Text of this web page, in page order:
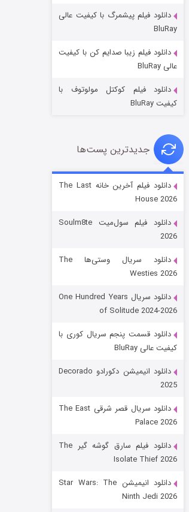
خاندان اژدها فصل ۳
قسمت
باب اسفنجی فصل ۱۷
قسمت
دانلود فیلم پیشمرگ با کیفیت عالی
BluRay
دانلود فیلم زیبا صدایم کن با کیفیت
عالی BluRay
دانلود فیلم کوکتل مولوتوف با
کیفیت BluRay
جدیدترین پست‌ها
دانلود فیلم آخرین خانه The Last
House 2026
دانلود فیلم سول‌میت Soulm8te
2026
دانلود سریال وستی‌ها The
Westies 2026
دانلود سریال One Hundred Years
of Solitude 2024-2026
دانلود قسمت پنجم سریال کوری با
کیفیت عالی BluRay
دانلود انیمیشن دکورادو Decorado
2025
دانلود سریال قصر شرقی The East
Palace 2026
دانلود فیلم سارق گوشه گیر The
Isolate Thief 2026
دانلود انیمیشن Star Wars: The
Ninth Jedi 2026